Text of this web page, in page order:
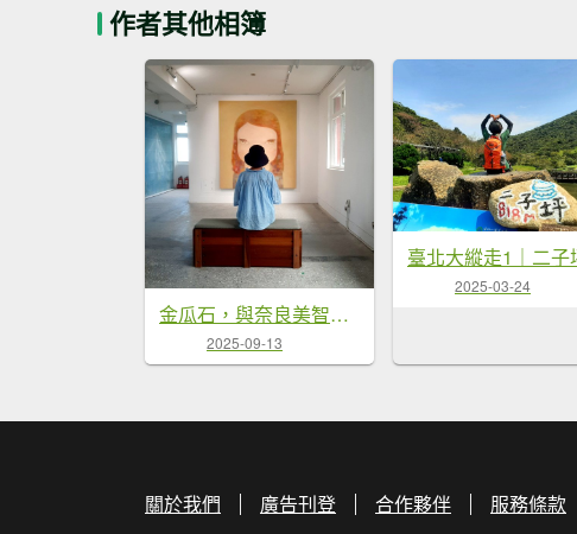
作者其他相簿
金瓜石，與奈良美智的詩意邂逅
2025-09-13
2025-03-24
關於我們 廣告刊登 合作夥伴 服務條款